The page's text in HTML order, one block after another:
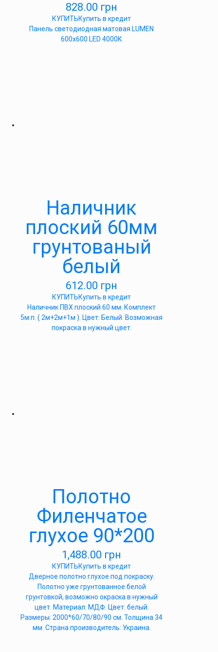
828.00 грн
КУПИТЬКупить в кредит
Панель светодиодная матовая LUMEN
600х600 LED 4000К
Наличник
плоский 60мм
грунтованый
белый
612.00 грн
КУПИТЬКупить в кредит
Наличник ПВХ плоский 60 мм. Комплект
5м.п. ( 2м+2м+1м ). Цвет: Белый. Возможная
покраска в нужный цвет.
Полотно
Филенчатое
глухое 90*200
1,488.00 грн
КУПИТЬКупить в кредит
Дверное полотно глухое под покраску.
Полотно уже грунтованное белой
грунтовкой, возможно окраска в нужный
цвет. Материал: МДФ. Цвет: белый.
Размеры: 2000*60/70/80/90 см. Толщина 34
мм. Страна производитель: Украина.